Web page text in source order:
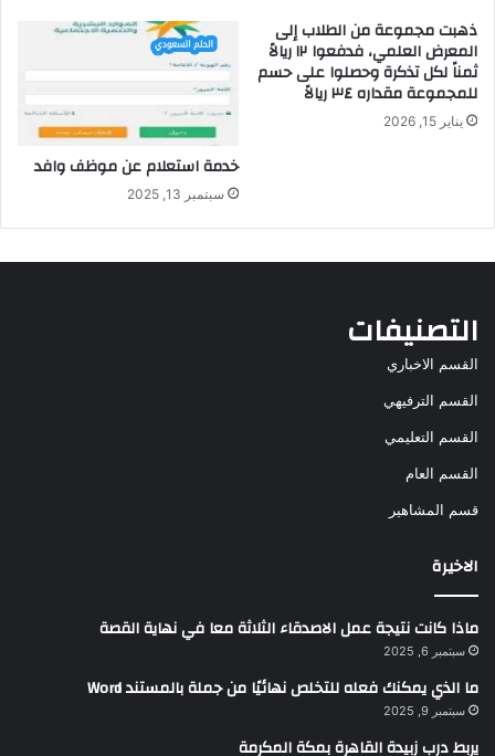
ذهبت مجموعة من الطلاب إلى
المعرض العلمي، فدفعوا ١٢ ريالاً
ثمناً لكل تذكرة وحصلوا على حسم
للمجموعة مقداره ٣٤ ريالاً
يناير 15, 2026
خدمة استعلام عن موظف وافد
سبتمبر 13, 2025
التصنيفات
القسم الاخباري
القسم الترفيهي
القسم التعليمي
القسم العام
قسم المشاهير
الاخيرة
ماذا كانت نتيجة عمل الاصدقاء الثلاثة معا في نهاية القصة
سبتمبر 6, 2025
ما الذي يمكنك فعله للتخلص نهائيًا من جملة بالمستند Word
سبتمبر 9, 2025
يربط درب زبيدة القاهرة بمكة المكرمة